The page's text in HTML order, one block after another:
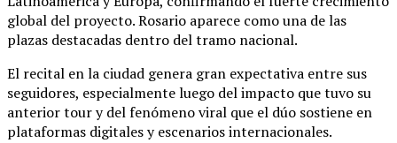
global del proyecto. Rosario aparece como una de las
plazas destacadas dentro del tramo nacional.
El recital en la ciudad genera gran expectativa entre sus
seguidores, especialmente luego del impacto que tuvo su
anterior tour y del fenómeno viral que el dúo sostiene en
plataformas digitales y escenarios internacionales.